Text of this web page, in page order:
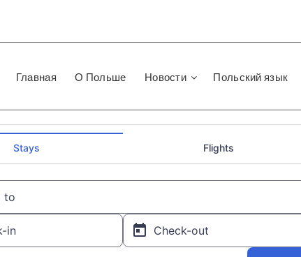
Главная О Польше Новости Польский язык